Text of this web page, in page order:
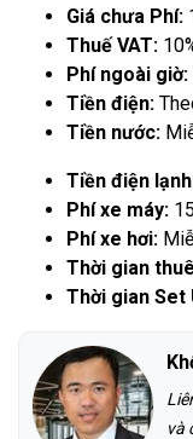
Giá chưa Phí:
Thuế VAT:
Phí ngoài giờ:
Tiền điện:
Tiền nước:
Tiền điện
Phí xe máy:
Phí xe hơi:
Thời gian
Thời gian Set
và